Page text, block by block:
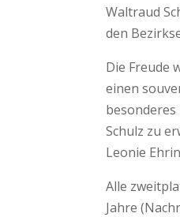
Waltraud
den
Die Freude
einen
Schulz zu
Leonie
Alle
Jahre